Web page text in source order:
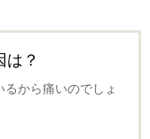
？
から痛いのでしょ